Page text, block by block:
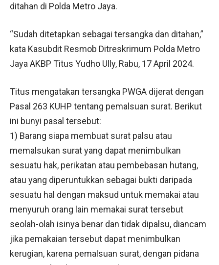
ditahan di Polda Metro Jaya.
“Sudah ditetapkan sebagai tersangka dan ditahan,”
kata Kasubdit Resmob Ditreskrimum Polda Metro
Jaya AKBP Titus Yudho Ully, Rabu, 17 April 2024.
Titus mengatakan tersangka PWGA dijerat dengan
Pasal 263 KUHP tentang pemalsuan surat. Berikut
ini bunyi pasal tersebut:
1) Barang siapa membuat surat palsu atau
memalsukan surat yang dapat menimbulkan
sesuatu hak, perikatan atau pembebasan hutang,
atau yang diperuntukkan sebagai bukti daripada
sesuatu hal dengan maksud untuk memakai atau
menyuruh orang lain memakai surat tersebut
seolah-olah isinya benar dan tidak dipalsu, diancam
jika pemakaian tersebut dapat menimbulkan
kerugian, karena pemalsuan surat, dengan pidana